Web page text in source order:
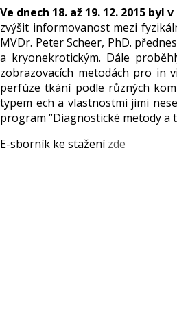
Ve dnech 18. až 19. 12. 2015
zvýšit informovanost mezi
MVDr. Peter Scheer, PhD.
a kryonekrotickým. Dále
zobrazovacích metodách pro in
perfúze tkání podle různých
typem ech a vlastnostmi jimi
program “Diagnostické metody a
E-sborník ke staženízde